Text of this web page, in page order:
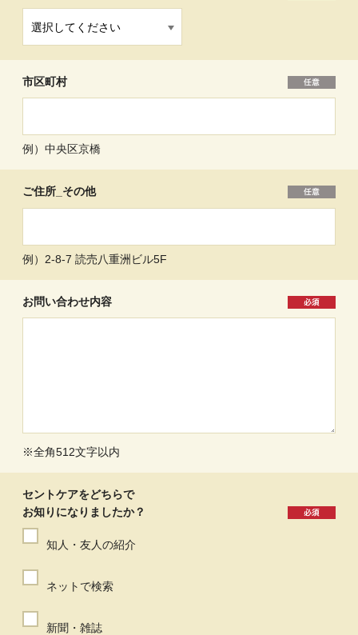
市区町村
例）中央区京橋
ご住所_その他
例）2-8-7 読売八重洲ビル5F
お問い合わせ内容
※全角512文字以内
セントケアをどちらで
お知りになりましたか？
知人・友人の紹介
ネットで検索
新聞・雑誌